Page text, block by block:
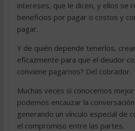
intereses, que le dicen, y ellos se
beneficios por pagar o costos y
pagar.
Y de quién depende tenerlos,
eficazmente para que el deudor
conviene pagarnos? Del cobrador.
Muchas veces si conocemos
podemos encauzar la
generando un vínculo especial de
el compromiso entre las partes.